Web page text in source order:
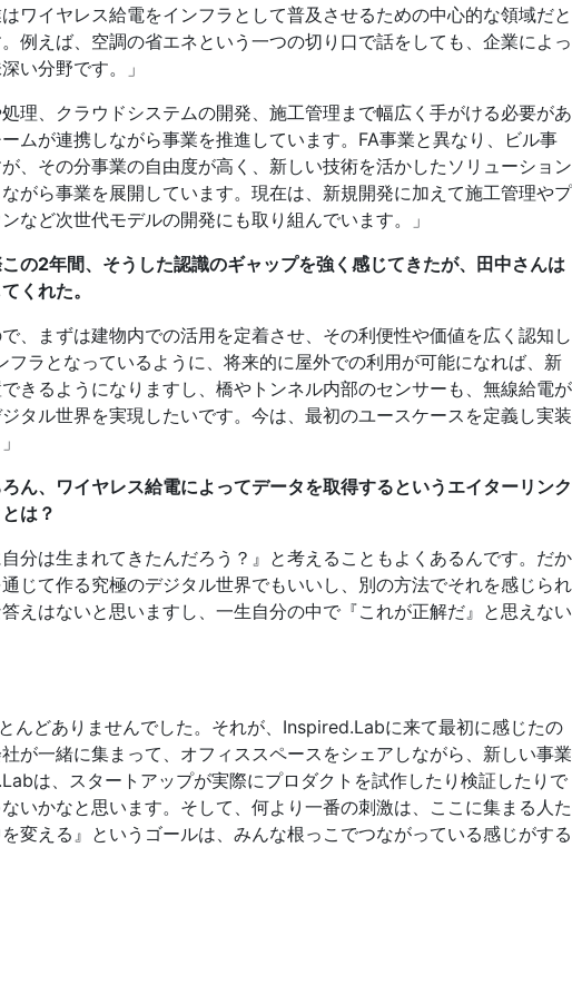
ワイヤレス給電をインフラとして普及させるための中心的な領域だと
例えば、空調の省エネという一つの切り口で話をしても、企業によっ
い分野です。」
理、クラウドシステムの開発、施工管理まで幅広く手がける必要があ
ムが連携しながら事業を推進しています。FA事業と異なり、ビル事
、その分事業の自由度が高く、新しい技術を活かしたソリューション
がら事業を展開しています。現在は、新規開発に加えて施工管理やプ
など次世代モデルの開発にも取り組んでいます。」
の2年間、そうした認識のギャップを強く感じてきたが、田中さんは
くれた。
、まずは建物内での活用を定着させ、その利便性や価値を広く認知し
ラとなっているように、将来的に屋外での利用が可能になれば、新
きるようになりますし、橋やトンネル内部のセンサーも、無線給電が
タル世界を実現したいです。今は、最初のユースケースを定義し実装
ん、ワイヤレス給電によってデータを取得するというエイターリンク
は？
分は生まれてきたんだろう？』と考えることもよくあるんです。だか
じて作る究極のデジタル世界でもいいし、別の方法でそれを感じられ
えはないと思いますし、一生自分の中で『これが正解だ』と思えない
んどありませんでした。それが、Inspired.Labに来て最初に感じたの
が一緒に集まって、オフィススペースをシェアしながら、新しい事業
は、スタートアップが実際にプロダクトを試作したり検証したりで
いかなと思います。そして、何より一番の刺激は、ここに集まる人た
変える』というゴールは、みんな根っこでつながっている感じがする